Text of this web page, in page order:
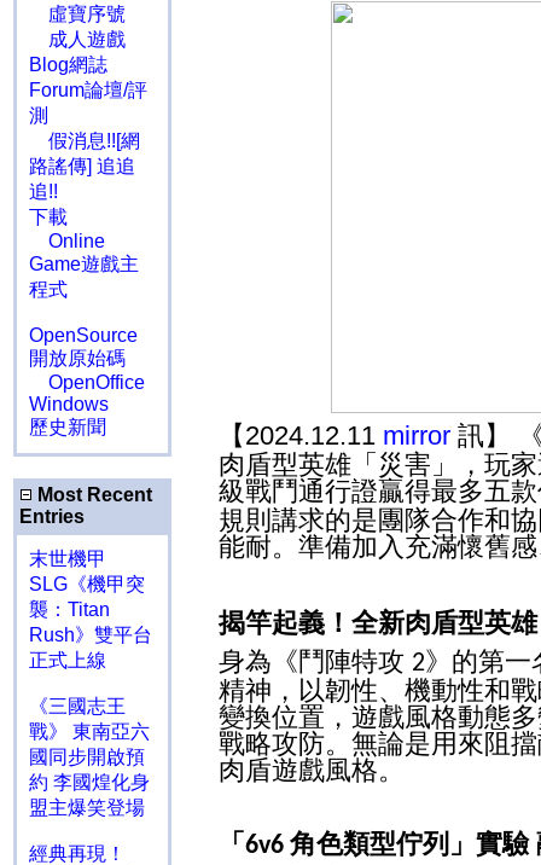
虛寶序號
成人遊戲
Blog網誌
Forum論壇/評
測
假消息!![網
路謠傳] 追追
追!!
下載
Online
Game遊戲主
程式
OpenSource
開放原始碼
OpenOffice
Windows
歷史新聞
Most Recent
Entries
末世機甲
SLG《機甲突
襲：Titan
Rush》雙平台
正式上線
《三國志王
戰》 東南亞六
國同步開啟預
約 李國煌化身
盟主爆笑登場
經典再現！
【2024.12.11 mirror 訊】
肉盾型英雄「災害」，玩
級戰鬥通行證贏得最多五
規則講求的是團隊合作和
能耐。準備加入充滿懷舊
揭竿起義！全新肉盾型英
身為《鬥陣特攻 2》的第一
精神，以韌性、機動性和
變換位置，遊戲風格動態
戰略攻防。無論是用來阻
肉盾遊戲風格。
「 6v6 角色類型佇列 」 實驗